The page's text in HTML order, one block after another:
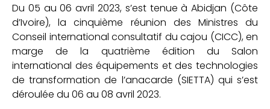
Du 05 au 06 avril 2023, s’est tenue à Abidjan (Côte
d’Ivoire), la cinquième réunion des Ministres du
Conseil international consultatif du cajou (CICC), en
marge de la quatrième édition du Salon
international des équipements et des technologies
de transformation de l’anacarde (SIETTA) qui s’est
déroulée du 06 au 08 avril 2023.